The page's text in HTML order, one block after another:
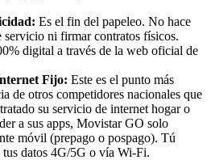
Es el fin del papeleo. No hace
servicio ni firmar contratos físicos.
digital a través de la web oficial de
Fijo: Este es el punto más
de otros competidores nacionales que
su servicio de internet hogar o
a sus apps, Movistar GO solo
móvil (prepago o pospago). Tú
tus datos 4G/5G o vía Wi-Fi.